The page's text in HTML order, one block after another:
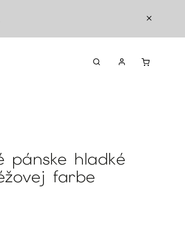
KONTAKTY
pánske hladké
farbe